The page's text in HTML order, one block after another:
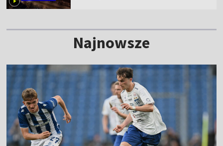
Najnowsze